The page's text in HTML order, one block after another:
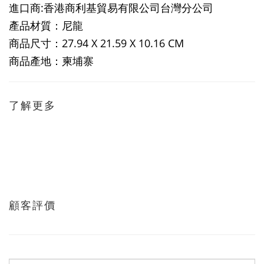
進口商:香港商利基貿易有限公司台灣分公司
產品材質：尼龍
商品尺寸：27.94 X 21.59 X 10.16 CM
商品產地：柬埔寨
了解更多
顧客評價